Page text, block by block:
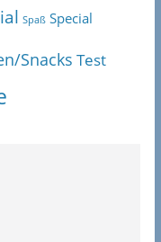
Spaß Special
Snacks Test